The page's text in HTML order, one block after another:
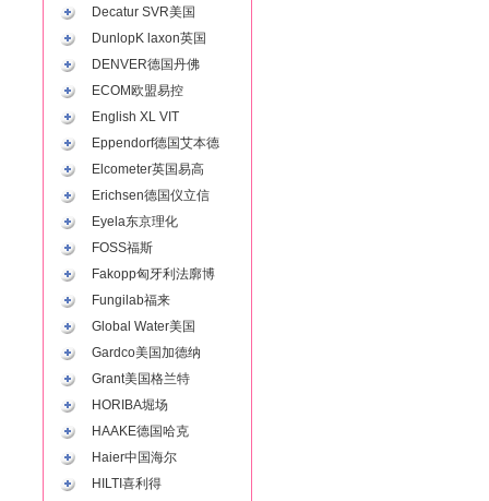
Decatur SVR美国
DunlopK laxon英国
DENVER德国丹佛
ECOM欧盟易控
English XL VIT
Eppendorf德国艾本德
Elcometer英国易高
Erichsen德国仪立信
Eyela东京理化
FOSS福斯
Fakopp匈牙利法廓博
Fungilab福来
Global Water美国
Gardco美国加德纳
Grant美国格兰特
HORIBA堀场
HAAKE德国哈克
Haier中国海尔
HILTI喜利得